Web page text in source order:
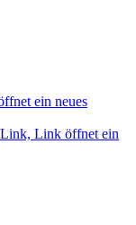
ein neues
Link öffnet ein